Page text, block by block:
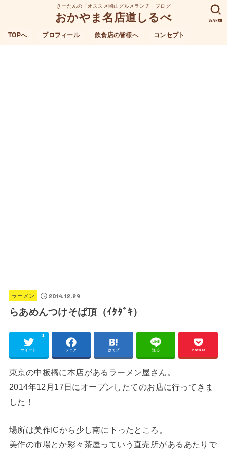
きーたんの「オススメ岡山グルメランチ」ブログ
おかやま名店道しるべ
TOPへ プロフィール 飲食店の皆様へ コンセプト
SEARCH
ラーメン 2014.12.29
らあめんつけそば頂（ｲﾀﾀﾞｷ）
ツイート
1
シェア はてブ 送る Pocket
東京の中板橋に本店があるラーメン屋さん。
2014年12月17日にオープンしたてのお店に行ってきま
した！
場所は美作ICから少し南に下ったところ。
美作の市場とか彩々茶屋っていう直売所があるあたりで